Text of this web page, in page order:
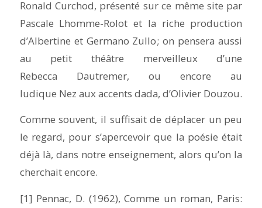
Ronald Curchod, présenté sur ce même site par
Pascale Lhomme-Rolot et la riche production
d’Albertine et Germano Zullo ; on pensera aussi
au petit théâtre merveilleux d’une
Rebecca Dautremer, ou encore au
ludique Nez aux accents dada, d’Olivier Douzou.
Comme souvent, il suffisait de déplacer un peu
le regard, pour s’apercevoir que la poésie était
déjà là, dans notre enseignement, alors qu’on la
cherchait encore.
[1] Pennac, D. (1962),Comme un roman, Paris: